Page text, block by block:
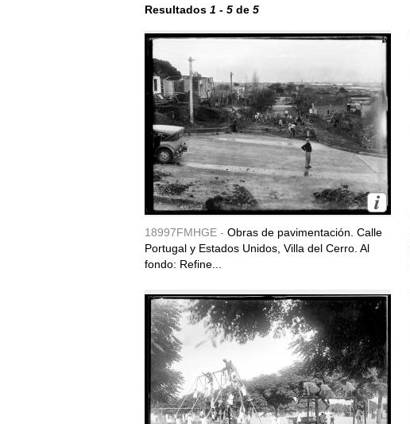
Resultados 1 - 5 de 5
18997FMHGE - Obras de pavimentación. Calle
Portugal y Estados Unidos, Villa del Cerro. Al
fondo: Refine...